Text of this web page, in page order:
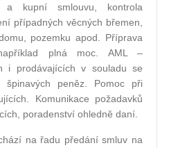
a kupní smlouvu, kontrola
případných věcných břemen,
pozemku apod. Příprava
plná moc. AML –
i prodávajících v souladu se
peněz. Pomoc při
Komunikace požadavků
poradenství ohledně daní.
ází na řadu předání smluv na